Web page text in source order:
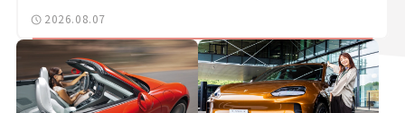
2026.08.07